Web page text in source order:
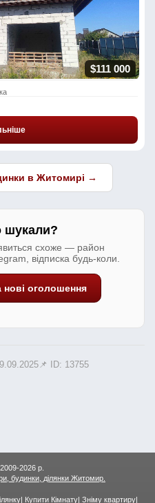
$111 000
в Житомирі →
шукали?
схоже — район
відписка будь-коли.
нові оголошення
📌 ID: 13755
2026 р.
будинки, ділянки Житомир.
Купити Кімнату Зніму квартиру